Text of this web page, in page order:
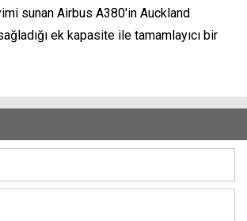
sunan Airbus A380'in Auckland
ek kapasite ile tamamlayıcı bir